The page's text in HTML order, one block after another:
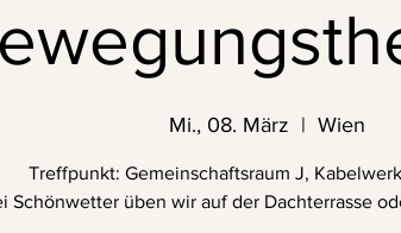
Mi., 08. März
  |
Wien
Treffpunkt: Gemeinschaftsraum J,
Schönwetter üben wir auf der Dachterrasse